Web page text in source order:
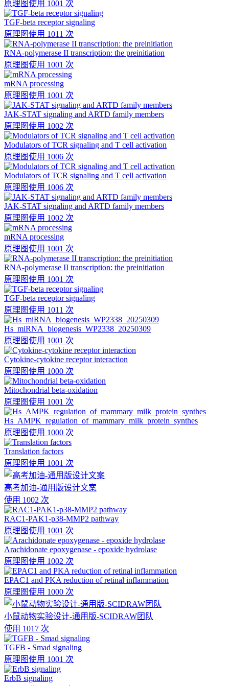
原理图使用 1001 次
TGF-beta receptor signaling
原理图使用 1011 次
RNA-polymerase II transcription: the preinitiation
原理图使用 1001 次
mRNA processing
原理图使用 1001 次
JAK-STAT signaling and ARTD family members
原理图使用 1002 次
Modulators of TCR signaling and T cell activation
原理图使用 1006 次
Modulators of TCR signaling and T cell activation
原理图使用 1006 次
JAK-STAT signaling and ARTD family members
原理图使用 1002 次
mRNA processing
原理图使用 1001 次
RNA-polymerase II transcription: the preinitiation
原理图使用 1001 次
TGF-beta receptor signaling
原理图使用 1011 次
Hs_miRNA_biogenesis_WP2338_20250309
原理图使用 1001 次
Cytokine-cytokine receptor interaction
原理图使用 1000 次
Mitochondrial beta-oxidation
原理图使用 1001 次
Hs_AMPK_regulation_of_mammary_milk_protein_synthes
原理图使用 1000 次
Translation factors
原理图使用 1001 次
高考加油-通用版设计文案
使用 1002 次
RAC1-PAK1-p38-MMP2 pathway
原理图使用 1001 次
Arachidonate epoxygenase - epoxide hydrolase
原理图使用 1002 次
EPAC1 and PKA reduction of retinal inflammation
原理图使用 1000 次
小鼠动物实验设计-通用版-SCIDRAW团队
使用 1017 次
TGFB - Smad signaling
原理图使用 1001 次
ErbB signaling